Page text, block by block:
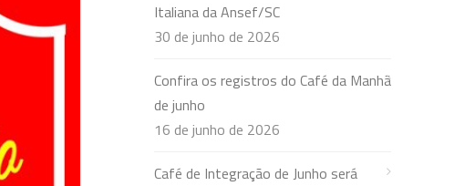
Italiana da Ansef/SC
30 de junho de 2026
Confira os registros do Café da Manhã
de junho
16 de junho de 2026
Café de Integração de Junho será